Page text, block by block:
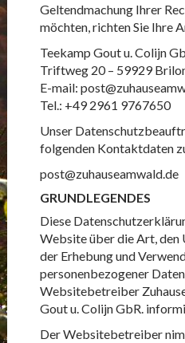
Geltendmachung Ihrer
möchten, richten Sie Ihre
Teekamp Gout u. Colijn
Triftweg 20 – 59929
E-mail:
Tel.: +49 2961 9767650
Unser
folgenden Kontaktdaten
post@zuhauseamwald.de
GRUNDLEGENDES
Diese
Website über die Art, den
der Erhebung und
personenbezogener
Websitebetreiber
Gout u. Colijn GbR.
Der Websitebetreiber